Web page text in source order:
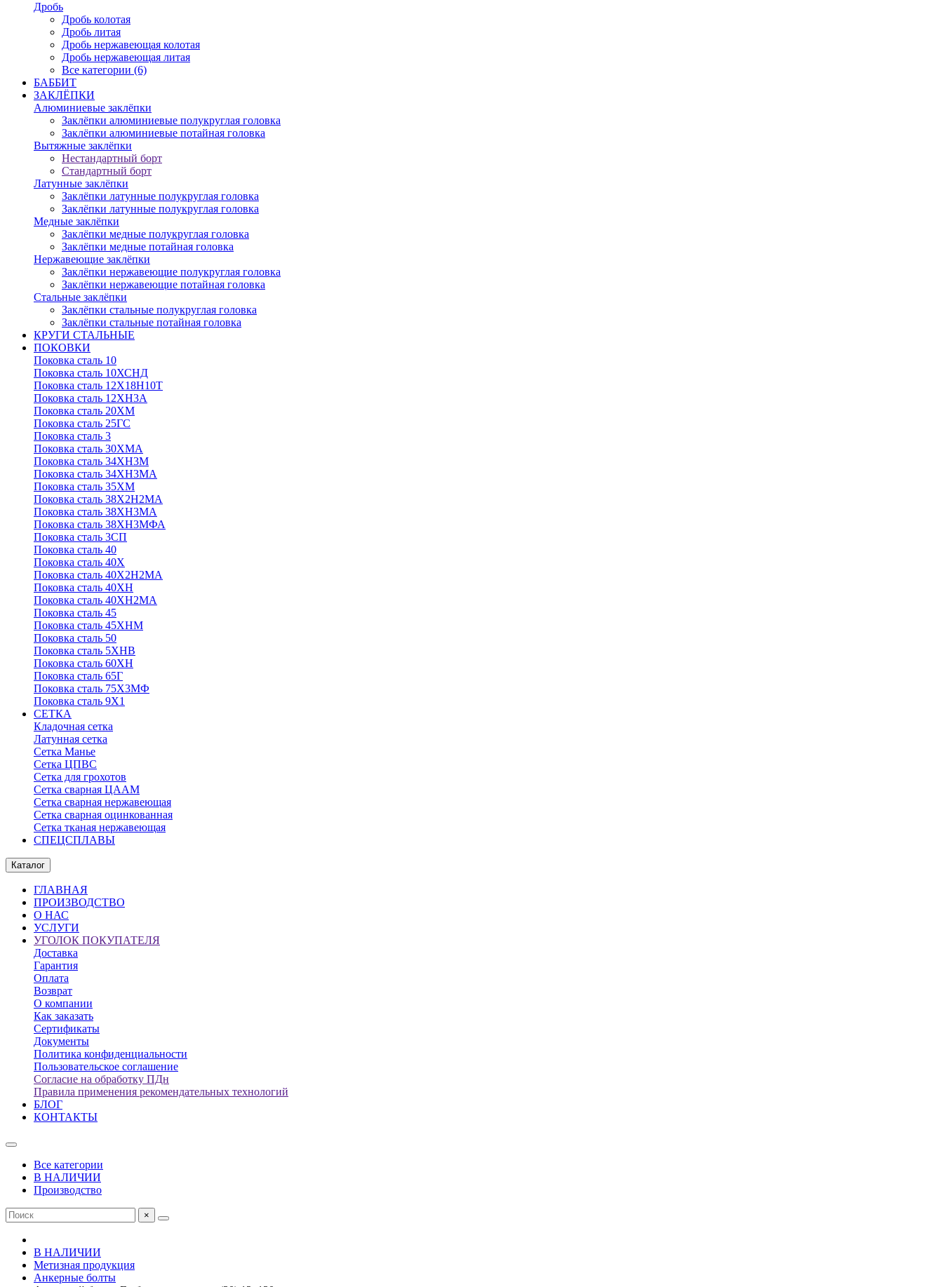
Дробь
Дробь колотая
Дробь литая
Дробь нержавеющая колотая
Дробь нержавеющая литая
Все категории (6)
БАББИТ
ЗАКЛЁПКИ
Алюминиевые заклёпки
Заклёпки алюминиевые полукруглая головка
Заклёпки алюминиевые потайная головка
Вытяжные заклёпки
Нестандартный борт
Стандартный борт
Латунные заклёпки
Заклёпки латунные полукруглая головка
Заклёпки латунные полукруглая головка
Медные заклёпки
Заклёпки медные полукруглая головка
Заклёпки медные потайная головка
Нержавеющие заклёпки
Заклёпки нержавеющие полукруглая головка
Заклёпки нержавеющие потайная головка
Стальные заклёпки
Заклёпки стальные полукруглая головка
Заклёпки стальные потайная головка
КРУГИ СТАЛЬНЫЕ
ПОКОВКИ
Поковка сталь 10
Поковка сталь 10ХСНД
Поковка сталь 12Х18Н10Т
Поковка сталь 12ХН3А
Поковка сталь 20ХМ
Поковка сталь 25ГС
Поковка сталь 3
Поковка сталь 30ХМА
Поковка сталь 34ХН3М
Поковка сталь 34ХН3МА
Поковка сталь 35ХМ
Поковка сталь 38Х2Н2МА
Поковка сталь 38ХН3МА
Поковка сталь 38ХН3МФА
Поковка сталь 3СП
Поковка сталь 40
Поковка сталь 40Х
Поковка сталь 40Х2Н2МА
Поковка сталь 40ХН
Поковка сталь 40ХН2МА
Поковка сталь 45
Поковка сталь 45ХНМ
Поковка сталь 50
Поковка сталь 5ХНВ
Поковка сталь 60ХН
Поковка сталь 65Г
Поковка сталь 75Х3МФ
Поковка сталь 9Х1
СЕТКА
Кладочная сетка
Латунная сетка
Сетка Манье
Сетка ЦПВС
Сетка для грохотов
Сетка сварная ЦААМ
Сетка сварная нержавеющая
Сетка сварная оцинкованная
Сетка тканая нержавеющая
СПЕЦСПЛАВЫ
Каталог
ГЛАВНАЯ
ПРОИЗВОДСТВО
О НАС
УСЛУГИ
УГОЛОК ПОКУПАТЕЛЯ
Доставка
Гарантия
Оплата
Возврат
О компании
Как заказать
Сертификаты
Документы
Политика конфиденциальности
Пользовательское соглашение
Согласие на обработку ПДн
Правила применения рекомендательных технологий
БЛОГ
КОНТАКТЫ
Все категории
В НАЛИЧИИ
Производство
×
В НАЛИЧИИ
Метизная продукция
Анкерные болты